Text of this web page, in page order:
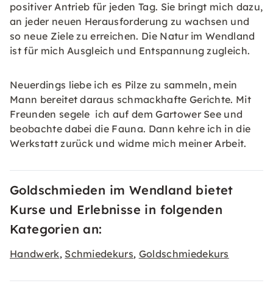
positiver Antrieb für jeden Tag. Sie bringt mich dazu,
an jeder neuen Herausforderung zu wachsen und
so neue Ziele zu erreichen. Die Natur im Wendland
ist für mich Ausgleich und Entspannung zugleich.
Neuerdings liebe ich es Pilze zu sammeln, mein
Mann bereitet daraus schmackhafte Gerichte. Mit
Freunden segele ich auf dem Gartower See und
beobachte dabei die Fauna. Dann kehre ich in die
Werkstatt zurück und widme mich meiner Arbeit.
Goldschmieden im Wendland bietet
Kurse und Erlebnisse in folgenden
Kategorien an:
Handwerk, Schmiedekurs, Goldschmiedekurs